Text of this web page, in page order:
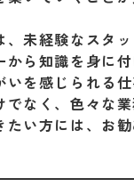
、未経験なスタ
から知識を身に
を感じられる仕
でなく、色々な
たい方には、お